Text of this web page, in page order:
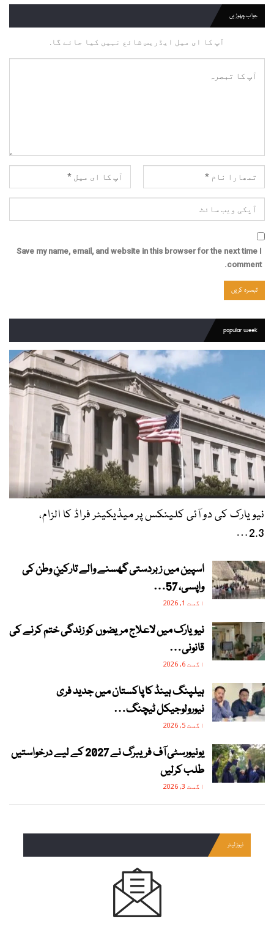
جواب چھوڑیں
آپ کا ای میل ایڈریس شائع نہیں کیا جائے گا.
Save my name, email, and website in this browser for the next time I
comment.
popular week
نیویارک کی دو آئی کلینکس پر میڈیکیئر فراڈ کا الزام،
2.3…
اسپین میں زبردستی گھسنے والے تارکینِ وطن کی
واپسی، 57…
اگست 1, 2026
نیویارک میں لاعلاج مریضوں کو زندگی ختم کرنے کی
قانونی…
اگست 6, 2026
ہیلپنگ ہینڈ کا پاکستان میں جدید فری
نیورولوجیکل ٹیچنگ…
اگست 5, 2026
یونیورسٹی آف فریبرگ نے 2027 کے لیے درخواستیں
طلب کرلیں
اگست 3, 2026
نیوز لیٹر